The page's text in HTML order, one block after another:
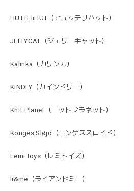
HUTTEliHUT（ヒュッテリハット）
JELLYCAT（ジェリーキャット）
Kalinka（カリンカ）
KINDLY（カインドリー）
Knit Planet（ニットプラネット）
Konges Sløjd（コンゲススロイド）
Lemi toys（レミトイズ）
li&me（ライアンドミー）